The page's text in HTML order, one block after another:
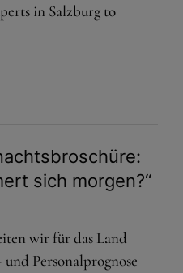
in Salzburg to
sich morgen?“
wir für das Land
Personalprognose